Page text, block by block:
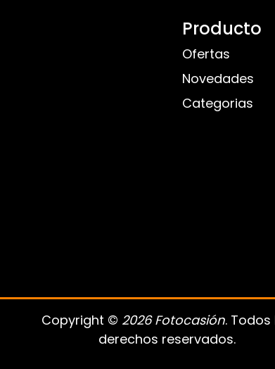
Producto
Ofertas
Novedades
Categorias
Copyright © 2026 Fotocasión. Todos
derechos reservados.